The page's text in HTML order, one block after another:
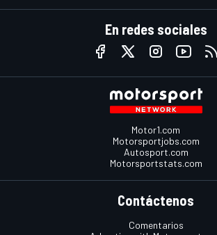
En redes sociales
Motor1.com
Motorsportjobs.com
Autosport.com
Motorsportstats.com
Contáctenos
Comentarios